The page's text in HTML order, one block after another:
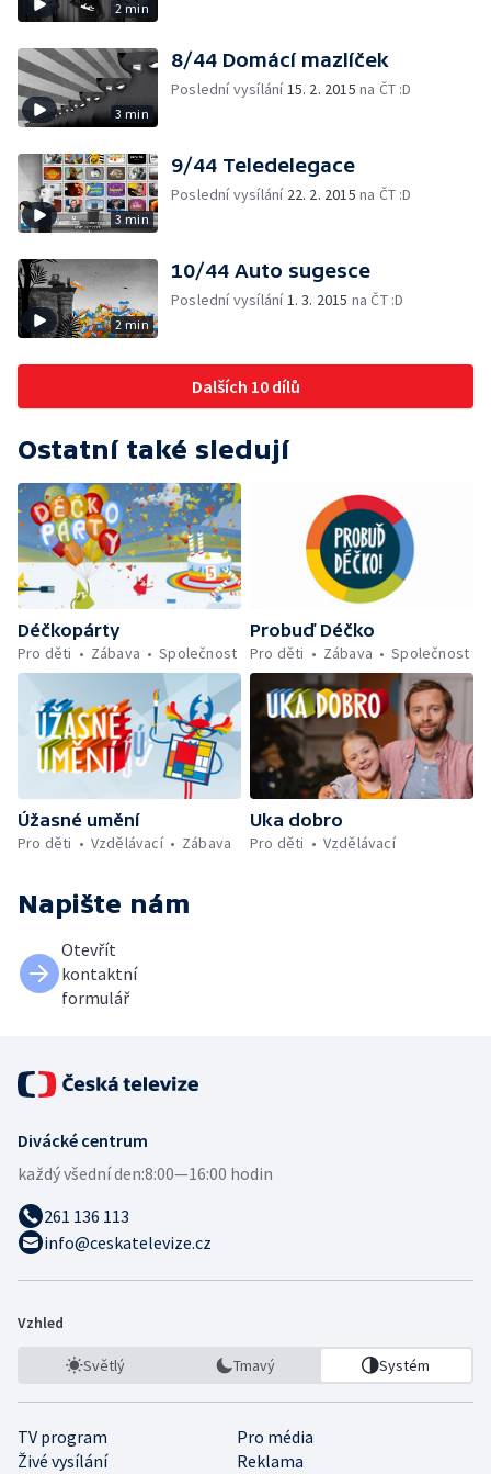
2 min
3 min
8/44 Domácí mazlíček
Poslední vysílání15. 2. 2015 na ČT :D
3 min
9/44 Teledelegace
Poslední vysílání 22. 2. 2015 na ČT :D
2 min
10/44 Auto sugesce
Poslední vysílání1. 3. 2015 na ČT :D
Dalších 10 dílů
Ostatní také sledují
Déčkopárty
Pro děti
Zábava Společnost
Probuď Déčko
Pro děti
Zábava Společnost
Úžasné umění
Pro děti
Vzdělávací Zábava
Uka dobro
Pro děti
Vzdělávací
Napište nám
Otevřít
kontaktní
formulář
Divácké centrum
každý všední den:8:00—16:00 hodin
261 136 113
info@ceskatelevize.cz
Vzhled
Světlý Tmavý Systém
TV program
Pro média
Živé vysílání
Reklama